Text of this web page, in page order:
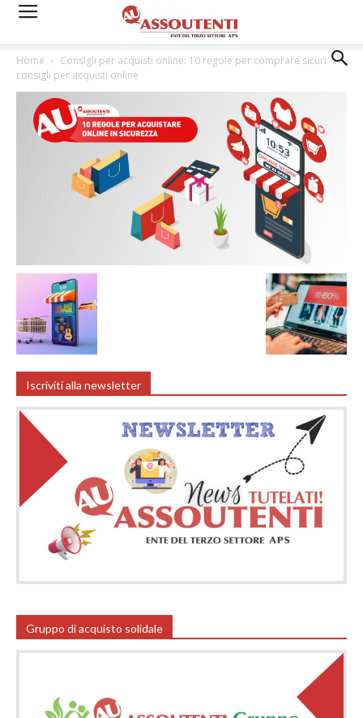
Home
Consigli per acquisti online: 10 regole per comprare sicuri
consigli per acquisti online
Iscriviti alla newsletter
Gruppo di acquisto solidale